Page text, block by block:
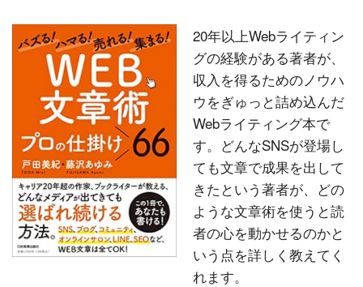
20年以上Webライティン
グの経験がある著者が、
収入を得るためのノウハ
ウをぎゅっと詰め込んだ
Webライティング本で
す。どんなSNSが登場し
ても文章で成果を出して
きたという著者が、どの
ような文章術を使うと読
者の心を動かせるのかと
いう点を詳しく教えてく
れます。